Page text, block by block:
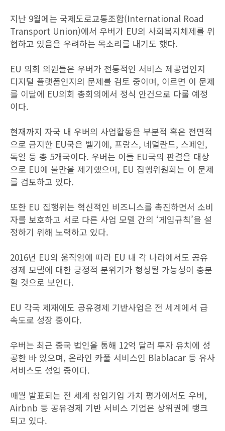
지난 9월에는 국제도로교통조합(International Road
Transport Union)에서 우버가 EU의 사회복지체제를 위
협하고 있음을 우려하는 목소리를 내기도 했다.
EU 의회 의원들은 우버가 전통적인 서비스 제공업인지
디지털 플랫폼인지의 문제를 검토 중이며, 이르면 이 문제
를 이달에 EU의회 총회의에서 정식 안건으로 다룰 예정
이다.
현재까지 자국 내 우버의 사업활동을 부분적 혹은 전면적
으로 금지한 EU국은 벨기에, 프랑스, 네덜란드, 스페인,
독일 등 총 5개국이다. 우버는 이들 EU국의 판결을 대상
으로 EU에 불만을 제기했으며, EU 집행위원회는 이 문제
를 검토하고 있다.
또한 EU 집행위는 혁신적인 비즈니스를 촉진하면서 소비
자를 보호하고 서로 다른 사업 모델 간의 ‘게임규칙’을 설
정하기 위해 노력하고 있다.
2016년 EU의 움직임에 따라 EU 내 각 나라에서도 공유
경제 모델에 대한 긍정적 분위기가 형성될 가능성이 충분
할 것으로 보인다.
EU 각국 제재에도 공유경제 기반사업은 전 세계에서 급
속도로 성장 중이다.
우버는 최근 중국 법인을 통해 12억 달러 투자 유치에 성
공한 바 있으며, 온라인 카풀 서비스인 Blablacar 등 유사
서비스도 성업 중이다.
매월 발표되는 전 세계 창업기업 가치 평가에서도 우버,
Airbnb 등 공유경제 기반 서비스 기업은 상위권에 랭크
되고 있다.